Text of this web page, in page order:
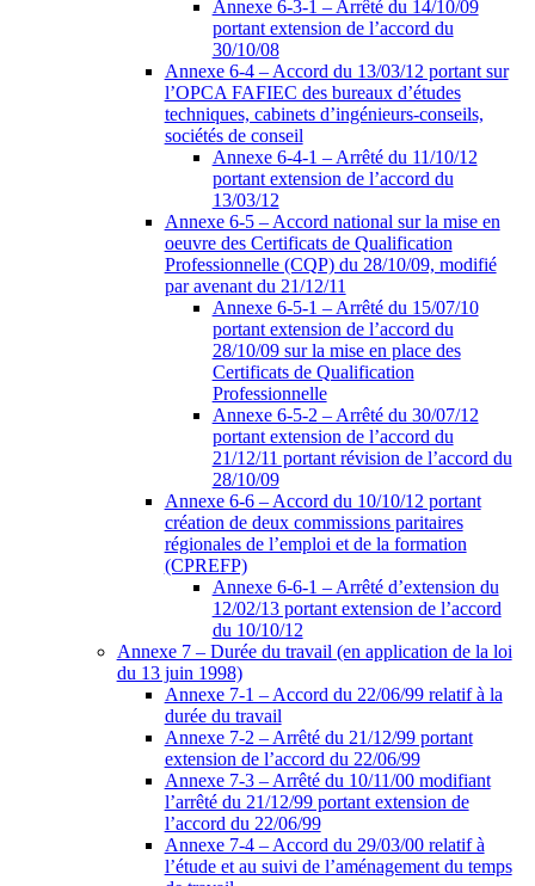
Annexe 6-3-1 – Arrêté du 14/10/09
portant extension de l’accord du
30/10/08
Annexe 6-4 – Accord du 13/03/12 portant sur
l’OPCA FAFIEC des bureaux d’études
techniques, cabinets d’ingénieurs-conseils,
sociétés de conseil
Annexe 6-4-1 – Arrêté du 11/10/12
portant extension de l’accord du
13/03/12
Annexe 6-5 – Accord national sur la mise en
oeuvre des Certificats de Qualification
Professionnelle (CQP) du 28/10/09, modifié
par avenant du 21/12/11
Annexe 6-5-1 – Arrêté du 15/07/10
portant extension de l’accord du
28/10/09 sur la mise en place des
Certificats de Qualification
Professionnelle
Annexe 6-5-2 – Arrêté du 30/07/12
portant extension de l’accord du
21/12/11 portant révision de l’accord du
28/10/09
Annexe 6-6 – Accord du 10/10/12 portant
création de deux commissions paritaires
régionales de l’emploi et de la formation
(CPREFP)
Annexe 6-6-1 – Arrêté d’extension du
12/02/13 portant extension de l’accord
du 10/10/12
Annexe 7 – Durée du travail (en application de la loi
du 13 juin 1998)
Annexe 7-1 – Accord du 22/06/99 relatif à la
durée du travail
Annexe 7-2 – Arrêté du 21/12/99 portant
extension de l’accord du 22/06/99
Annexe 7-3 – Arrêté du 10/11/00 modifiant
l’arrêté du 21/12/99 portant extension de
l’accord du 22/06/99
Annexe 7-4 – Accord du 29/03/00 relatif à
l’étude et au suivi de l’aménagement du temps